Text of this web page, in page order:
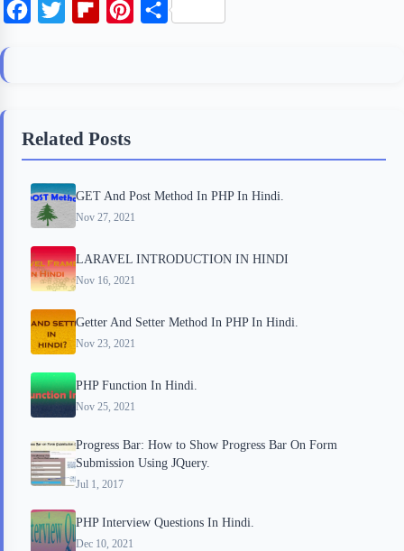
o
k
e
o
d
s
t
S
Related Posts
GET And Post Method In PHP In Hindi.
Nov 27, 2021
LARAVEL INTRODUCTION IN HINDI
Nov 16, 2021
Getter And Setter Method In PHP In Hindi.
Nov 23, 2021
PHP Function In Hindi.
Nov 25, 2021
Progress Bar: How to Show Progress Bar On Form
Submission Using JQuery.
Jul 1, 2017
PHP Interview Questions In Hindi.
Dec 10, 2021